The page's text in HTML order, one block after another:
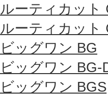
ルーティカット
ルーティカット
ビッグワン BG
ビッグワン BG-
ビッグワン BGS